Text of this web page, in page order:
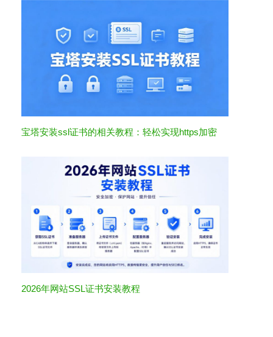
宝塔安装ssl证书的相关教程：轻松实现https加密
2026年网站SSL证书安装教程